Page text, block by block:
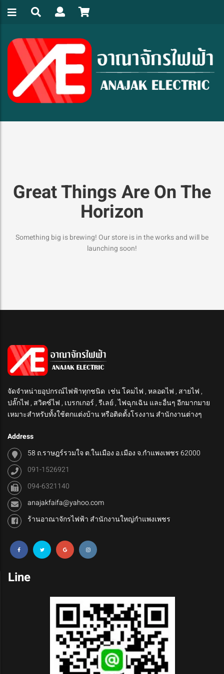
Great Things Are On The
Horizon
Something big is brewing! Our store is in the works and will be
launching soon!
จัดจำหน่ายอุปกรณ์ไฟฟ้าทุกชนิด เช่น โคมไฟ , หลอดไฟ , สายไฟ ,
ปลั๊กไฟ , สวิตซ์ไฟ , เบรกเกอร์ , รีเลย์ , ไฟฉุกเฉิน และอื่นๆ อีกมากมาย
เหมาะสำหรับทั้งใช้ตกแต่งบ้าน หรือติดตั้งโรงงาน สำนักงานต่างๆ
Address
58 ถ.ราษฎร์รวมใจ ต.ในเมือง อ.เมือง จ.กำแพงเพชร 62000
091-1526921
094-6321140
anajakfaifa@yahoo.com
ร้านอาณาจักรไฟฟ้า สำนักงานใหญ่กำแพงเพชร
Line